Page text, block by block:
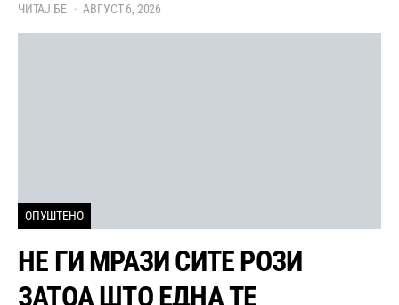
ЧИТАЈ БЕ АВГУСТ 6, 2026
ОПУШТЕНО
НЕ ГИ МРАЗИ СИТЕ РОЗИ
ЗАТОА ШТО ЕДНА ТЕ